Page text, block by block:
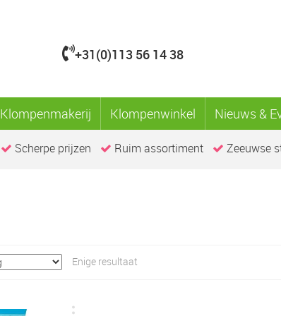
+31(0)113 56 14 38
Klompenmakerij Klompenwinkel Nieuws &
Scherpe prijzen Ruim assortiment Zeeuwse
Enige resultaat